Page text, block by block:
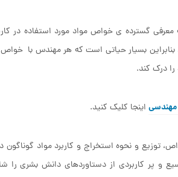
گسترده ی خواص مواد مورد استفاده در
بنابراین بسیار حیاتی است که هر مهندس با
درک کند.
مهندسی اینجا کلیک کنید.
و نحوه استخراج و کاربرد مواد گوناگون
و پر کاربردی از دستاوردهای دانش بشری